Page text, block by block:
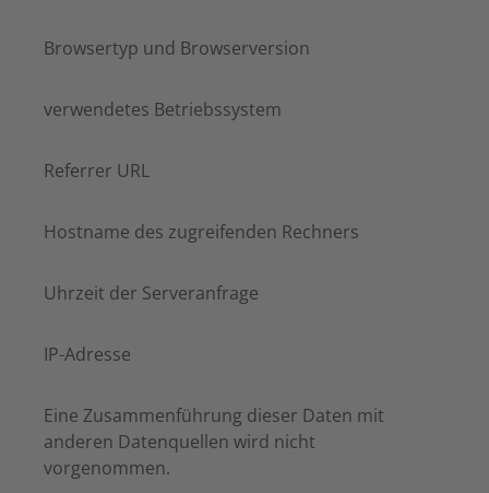
Browsertyp und Browserversion
verwendetes Betriebssystem
Referrer URL
Hostname des zugreifenden Rechners
Uhrzeit der Serveranfrage
IP-Adresse
Eine Zusammenführung dieser Daten mit
anderen Datenquellen wird nicht
vorgenommen.